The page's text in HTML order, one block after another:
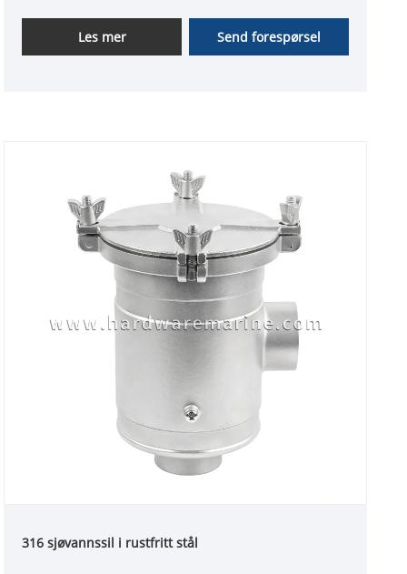
Les mer Send forespørsel
316 sjøvannssil i rustfritt stål